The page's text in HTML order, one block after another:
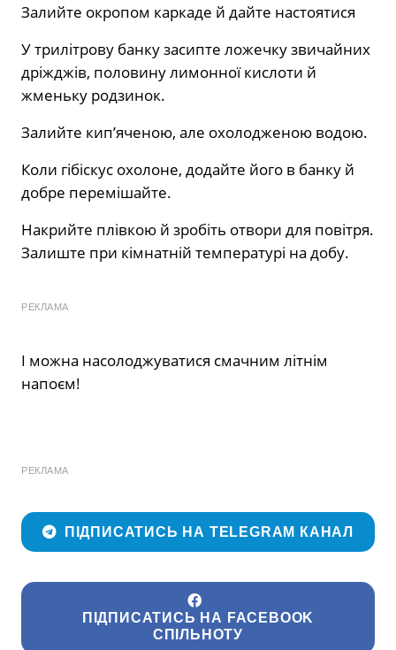
Залийте окропом каркаде й дайте настоятися
У трилітрову банку засипте ложечку звичайних
дріжджів, половину лимонної кислоти й
жменьку родзинок.
Залийте кип’яченою, але охолодженою водою.
Коли гібіскус охолоне, додайте його в банку й
добре перемішайте.
Накрийте плівкою й зробіть отвори для повітря.
Залиште при кімнатній температурі на добу.
РЕКЛАМА
І можна насолоджуватися смачним літнім
напоєм!
РЕКЛАМА
ПІДПИСАТИСЬ НА TELEGRAM КАНАЛ
ПІДПИСАТИСЬ НА FACEBOOK
СПІЛЬНОТУ